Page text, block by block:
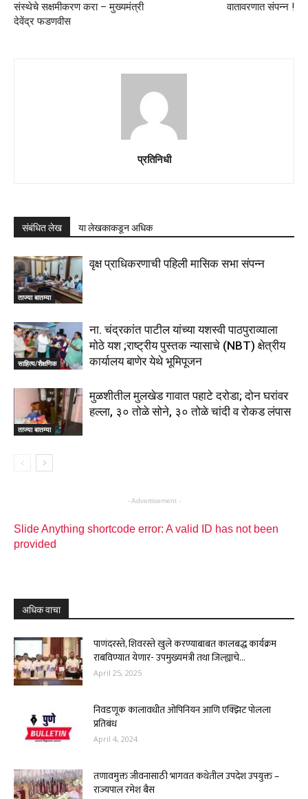
संस्थेचे सक्षमीकरण करा – मुख्यमंत्री
देवेंद्र फडणवीस
वातावरणात संपन्न !
प्रतिनिधी
संबंधित लेख या लेखकाकडून अधिक
ताज्या बातम्या
वृक्ष प्राधिकरणाची पहिली मासिक सभा संपन्न
साहित्य/शैक्षणिक
ना. चंद्रकांत पाटील यांच्या यशस्वी पाठपुराव्याला
मोठे यश ;राष्ट्रीय पुस्तक न्यासाचे (NBT) क्षेत्रीय
कार्यालय बाणेर येथे भूमिपूजन
ताज्या बातम्या
मुळशीतील मुलखेड गावात पहाटे दरोडा; दोन घरांवर
हल्ला, ३० तोळे सोने, ३० तोळे चांदी व रोकड लंपास
- Advertisement -
Slide Anything shortcode error: A valid ID has not been
provided
अधिक वाचा
पाणंदरस्ते, शिवरस्ते खुले करण्याबाबत कालबद्ध कार्यक्रम
राबविण्यात येणार- उपमुख्यमंत्री तथा जिल्ह्याचे...
April 25, 2025
निवडणूक कालावधीत ओपिनियन आणि एक्झिट पोलला
प्रतिबंध
April 4, 2024
तणावमुक्त जीवनासाठी भागवत कथेतील उपदेश उपयुक्त –
राज्यपाल रमेश बैस